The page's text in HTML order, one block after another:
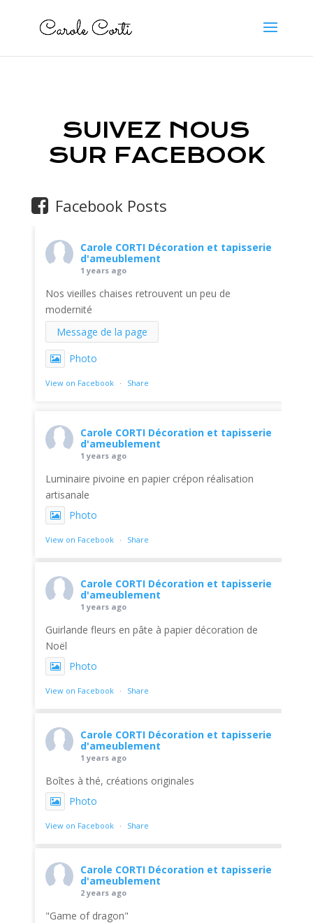
SUIVEZ NOUS
SUR FACEBOOK
Facebook Posts
Carole CORTI Décoration et tapisserie
d'ameublement
1 years ago
Nos vieilles chaises retrouvent un peu de
modernité
Message de la page
Photo
View on Facebook · Share
Carole CORTI Décoration et tapisserie
d'ameublement
1 years ago
Luminaire pivoine en papier crépon réalisation
artisanale
Photo
View on Facebook · Share
Carole CORTI Décoration et tapisserie
d'ameublement
1 years ago
Guirlande fleurs en pâte à papier décoration de
Noël
Photo
View on Facebook · Share
Carole CORTI Décoration et tapisserie
d'ameublement
1 years ago
Boîtes à thé, créations originales
Photo
View on Facebook · Share
Carole CORTI Décoration et tapisserie
d'ameublement
2 years ago
"Game of dragon"